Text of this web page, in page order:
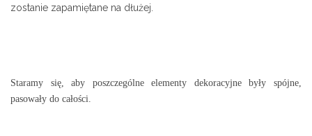
zostanie zapamiętane na dłużej.
Staramy się, aby poszczególne elementy dekoracyjne były spójne,
pasowały do całości.